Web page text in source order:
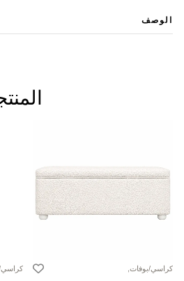
الوصف
كراسي/بوفات,